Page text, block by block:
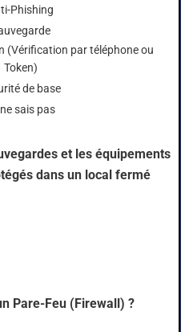
Phishing
(Vérification par téléphone ou
Token)
de base
sais pas
et les équipements
dans un local fermé
Pare-Feu (Firewall) ?